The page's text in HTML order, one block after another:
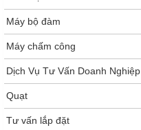
Máy bộ đàm
Máy chấm công
Dịch Vụ Tư Vấn Doanh Nghiệp
Quạt
Tư vấn lắp đặt